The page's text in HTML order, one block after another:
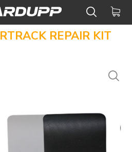
REPAIR KIT